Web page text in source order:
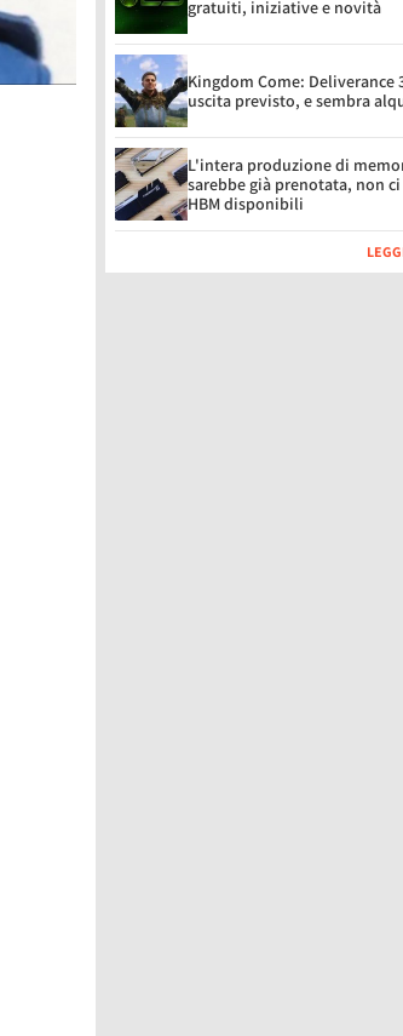
gratuiti, iniziative e novità
Kingdom Come: Deliverance
uscita previsto, e sembra
L'intera produzione di
sarebbe già prenotata, non ci
HBM disponibili